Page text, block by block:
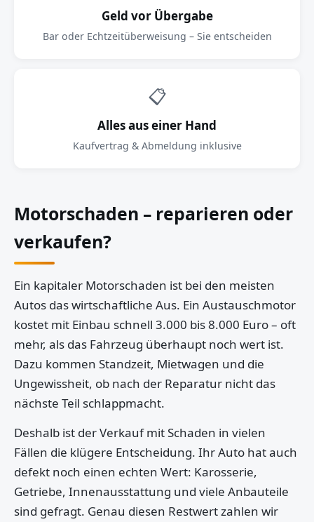
Geld vor Übergabe
Bar oder Echtzeitüberweisung – Sie entscheiden
📋
Alles aus einer Hand
Kaufvertrag & Abmeldung inklusive
Motorschaden – reparieren oder
verkaufen?
Ein kapitaler Motorschaden ist bei den meisten
Autos das wirtschaftliche Aus. Ein Austauschmotor
kostet mit Einbau schnell 3.000 bis 8.000 Euro – oft
mehr, als das Fahrzeug überhaupt noch wert ist.
Dazu kommen Standzeit, Mietwagen und die
Ungewissheit, ob nach der Reparatur nicht das
nächste Teil schlappmacht.
Deshalb ist der Verkauf mit Schaden in vielen
Fällen die klügere Entscheidung. Ihr Auto hat auch
defekt noch einen echten Wert: Karosserie,
Getriebe, Innenausstattung und viele Anbauteile
sind gefragt. Genau diesen Restwert zahlen wir